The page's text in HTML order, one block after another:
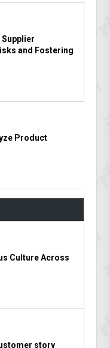
Supplier
and Fostering
Product
Culture Across
story